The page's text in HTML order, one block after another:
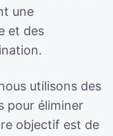
une
et des
utilisons des
pour éliminer
objectif est de